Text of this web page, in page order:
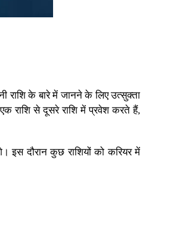
राशि के बारे में जानने के लिए उत्सुक्ता
राशि से दूसरे राशि में प्रवेश करते हैं,
दौरान कुछ राशियों को करियर में